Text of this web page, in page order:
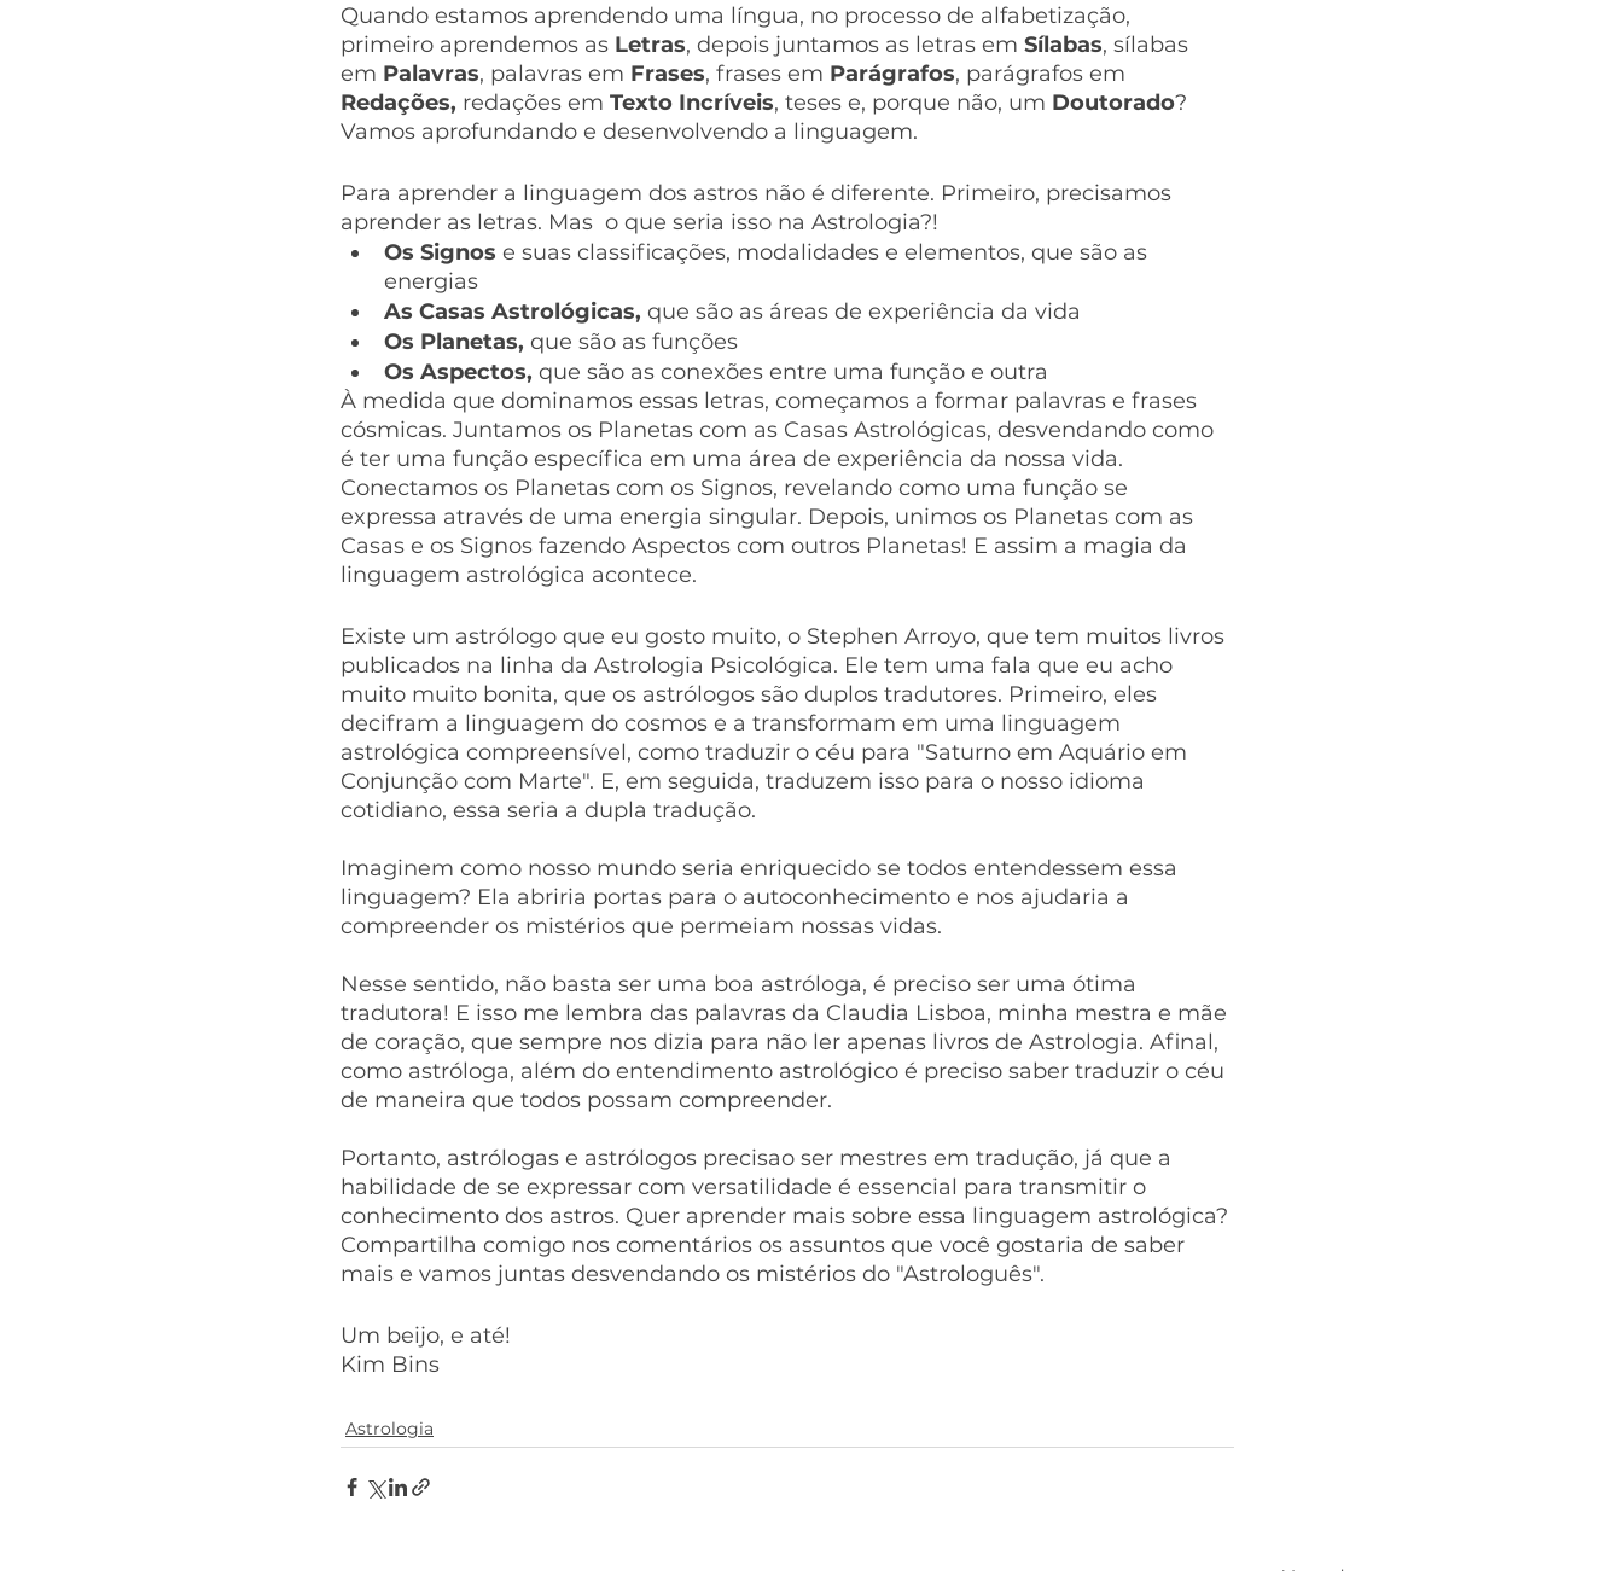
Quando estamos aprendendo uma língua, no processo de alfabetização,
primeiro aprendemos as Letras, depois juntamos as letras em Sílabas, sílabas
em Palavras, palavras em Frases, frases em Parágrafos, parágrafos em
Redações, redações em Texto Incríveis, teses e, porque não, um Doutorado?
Vamos aprofundando e desenvolvendo a linguagem.
Para aprender a linguagem dos astros não é diferente. Primeiro, precisamos
aprender as letras. Mas  o que seria isso na Astrologia?!
Os Signos e suas classificações, modalidades e elementos, que são as
energias
As Casas Astrológicas, que são as áreas de experiência da vida
Os Planetas, que são as funções
Os Aspectos, que são as conexões entre uma função e outra
À medida que dominamos essas letras, começamos a formar palavras e frases
cósmicas. Juntamos os Planetas com as Casas Astrológicas, desvendando como
é ter uma função específica em uma área de experiência da nossa vida.
Conectamos os Planetas com os Signos, revelando como uma função se
expressa através de uma energia singular. Depois, unimos os Planetas com as
Casas e os Signos fazendo Aspectos com outros Planetas! E assim a magia da
linguagem astrológica acontece.
Existe um astrólogo que eu gosto muito, o Stephen Arroyo, que tem muitos livros
publicados na linha da Astrologia Psicológica. Ele tem uma fala que eu acho
muito muito bonita, que os astrólogos são duplos tradutores. Primeiro, eles
decifram a linguagem do cosmos e a transformam em uma linguagem
astrológica compreensível, como traduzir o céu para "Saturno em Aquário em
Conjunção com Marte". E, em seguida, traduzem isso para o nosso idioma
cotidiano, essa seria a dupla tradução.
Imaginem como nosso mundo seria enriquecido se todos entendessem essa
linguagem? Ela abriria portas para o autoconhecimento e nos ajudaria a
compreender os mistérios que permeiam nossas vidas.
Nesse sentido, não basta ser uma boa astróloga, é preciso ser uma ótima
tradutora! E isso me lembra das palavras da Claudia Lisboa, minha mestra e mãe
de coração, que sempre nos dizia para não ler apenas livros de Astrologia. Afinal,
como astróloga, além do entendimento astrológico é preciso saber traduzir o céu
de maneira que todos possam compreender.
Portanto, astrólogas e astrólogos precisao ser mestres em tradução, já que a
habilidade de se expressar com versatilidade é essencial para transmitir o
conhecimento dos astros. Quer aprender mais sobre essa linguagem astrológica?
Compartilha comigo nos comentários os assuntos que você gostaria de saber
mais e vamos juntas desvendando os mistérios do "Astrologuês".
Um beijo, e até!
Kim Bins
Astrologia